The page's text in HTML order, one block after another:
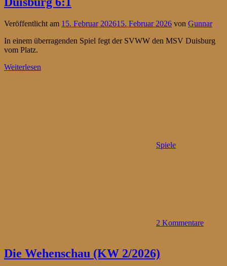
Veröffentlicht am 15. Februar 202615. Februar 2026 von Gunnar
In einem überragenden Spiel fegt der SVWW den MSV Duisburg
vom Platz.
Weiterlesen
Spiele
2 Kommentare
Die Wehenschau (KW 2/2026)